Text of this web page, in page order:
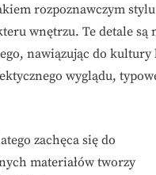
rozpoznawczym
wnętrzu. Te detale są
nawiązując do kultury
wyglądu,
zachęca się do
materiałów tworzy